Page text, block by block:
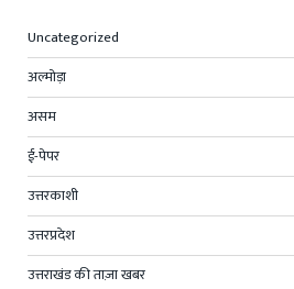
Uncategorized
अल्मोड़ा
असम
ई-पेपर
उत्तरकाशी
उत्तरप्रदेश
उत्तराखंड की ताज़ा खबर